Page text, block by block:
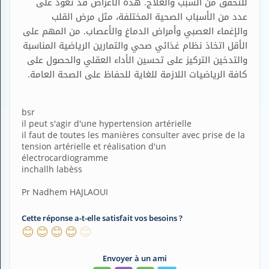
Professionnel de santé
Médicament
Questions médicales
Clinique
Laboratoire
Vétérinaire
عدد من الأسباب الصحية المختلفة، مثل مرض القلب
والإغماء العصبي وأمراض الدماغ والأعصاب. من المهم على
الأقل اتخاذ نظام غذائي صحي والتمارين الرياضية المناسبة
والتدخين التركيز على تحسين الأداء العقلي والحصول على
كافة الرياضيات اللازمة للغاية للحفاظ على الصحة العامة.
bsr
il peut s'agir d'une hypertension artérielle
il faut de toutes les manières consulter avec prise de la
tension artérielle et réalisation d'un
électrocardiogramme
inchallh labèss
Pr Nadhem HAJLAOUI
Cette réponse a-t-elle satisfait vos besoins ?
😊😊😊😊 😊
Envoyer à un ami